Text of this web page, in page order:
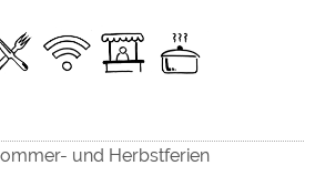
und Herbstferien